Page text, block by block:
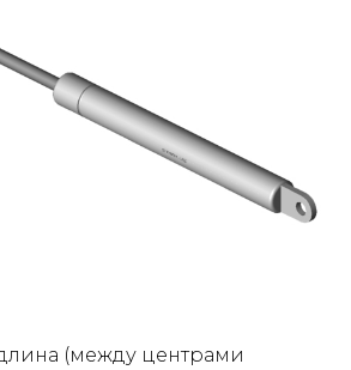
(между центрами